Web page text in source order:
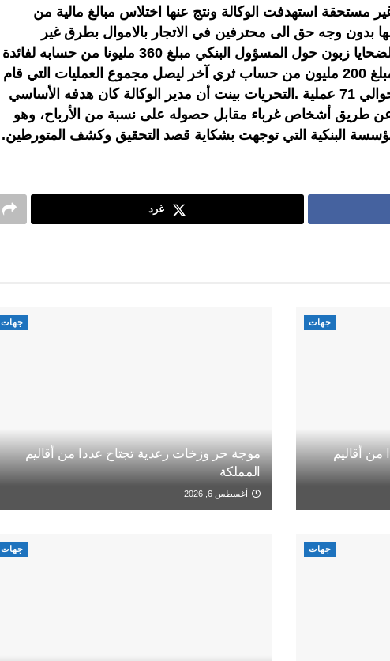
مستحقة استهدفت الوكالة ونتج عنها اختلاس مبالغ مالية من
بدون وجه حق الى محترفين في الاتجار بالاموال بطرق غير
مشروعة.من ضمن الضحايا زبون حول المسؤول البنكي مبلغ 360 مليونا من حسابه لفائدة
زبون آخر، كما حول مبلغ 200 مليون من حساب ثري آخر ليصل مجموع العمليات التي قام
بها المسؤول البنكي حوالي 71 عملية .التحريات بينت أن مدير الوكالة كان هدفه الأساسي
عن طريق أشخاص غرباء مقابل حصوله على نسبة من الأرباح، وهو
البنكية التي توجهت بشكاية قصد التحقيق وكشف المتورطين.
غرد
جهات
أقاليم
جهات
موجة حر وزخات رعدية تجتاح عددا من أقاليم
المملكة
أغسطس 6, 2026
جهات جهات